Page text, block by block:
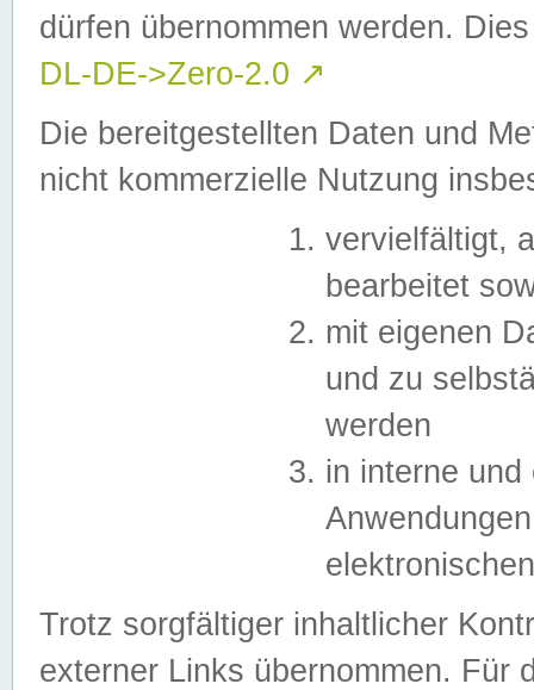
dürfen übernommen werden.
DL-DE->Zero-2.0 ↗
Die bereitgestellten Daten und
nicht kommerzielle Nutzung
vervielfältigt,
bearbeitet
mit eigenen
und zu
werden
in interne
Trotz sorgfältiger inhaltlicher
externer Links übernommen. Für